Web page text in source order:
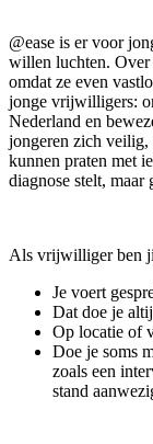
@ease is er voor
willen luchten. Over
omdat ze even
jonge vrijwilligers:
Nederland en
jongeren zich veilig,
kunnen praten met
diagnose stelt, maar
Als vrijwilliger ben
Je voert
Dat doe je
Op locatie of
Doe je soms
zoals een
stand